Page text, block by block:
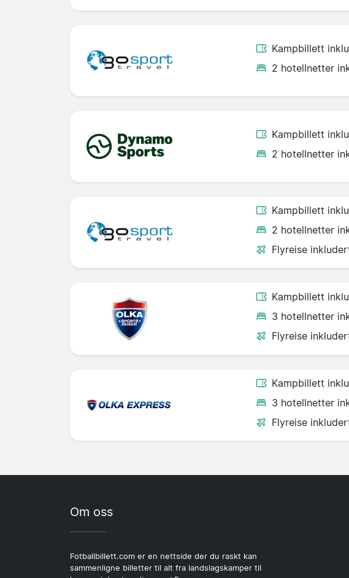
Kampbillett
2 hotellnetter
Kampbillett
2 hotellnetter
Kampbillett
2 hotellnetter
Flyreise
Kampbillett
3 hotellnetter
Flyreise
Kampbillett
3 hotellnetter
Flyreise
Om oss
Fotballbillett.com er en nettside der du raskt kan
sammenligne billetter til alt fra landslagskamper til